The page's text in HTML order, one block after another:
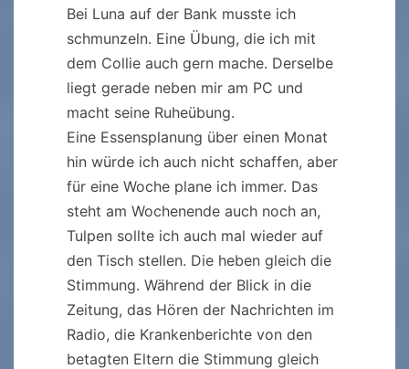
Bei Luna auf der Bank musste ich
schmunzeln. Eine Übung, die ich mit
dem Collie auch gern mache. Derselbe
liegt gerade neben mir am PC und
macht seine Ruheübung.
Eine Essensplanung über einen Monat
hin würde ich auch nicht schaffen, aber
für eine Woche plane ich immer. Das
steht am Wochenende auch noch an,
Tulpen sollte ich auch mal wieder auf
den Tisch stellen. Die heben gleich die
Stimmung. Während der Blick in die
Zeitung, das Hören der Nachrichten im
Radio, die Krankenberichte von den
betagten Eltern die Stimmung gleich